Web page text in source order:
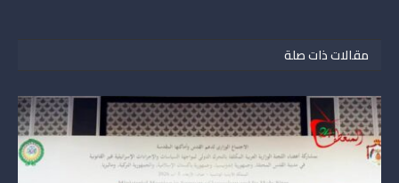
مقالات ذات صلة